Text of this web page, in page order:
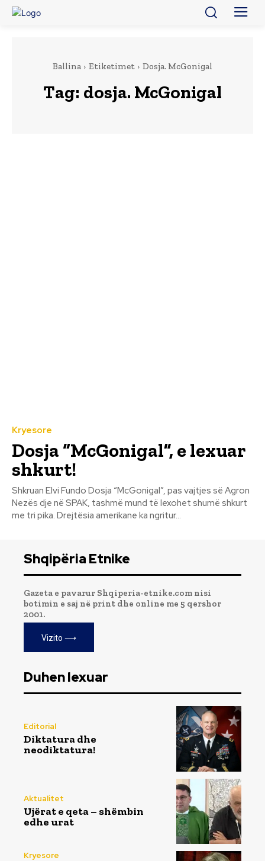
Ballina Etiketimet Dosja. McGonigal
Tag: dosja. McGonigal
Kryesore
Dosja “McGonigal”, e lexuar
shkurt!
Shkruan Elvi Fundo Dosja “McGonigal”, pas vajtjes së Agron
Nezës dje në SPAK, tashmë mund të lexohet shumë shkurt
me tri pika. Drejtësia amerikane ka ngritur...
Shqipëria Etnike
Gazeta e pavarur Shqiperia-etnike.com nisi
botimin e saj në print dhe online me 5 qershor
2001.
Vizito ⟶
Duhen lexuar
Editorial
Diktatura dhe
neodiktatura!
Aktualitet
Ujërat e qeta – shëmbin
edhe urat
Kryesore